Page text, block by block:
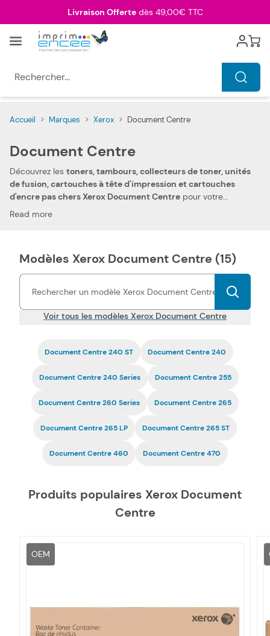
Livraison Offertedès 49,00€ TTC
Menu Cart
Accueil > Marques > Xerox > Document Centre
Document Centre
Découvrez les toners, tambours, collecteurs de toner, unités
de fusion, cartouches à tête d'impression et cartouches
d'encre pas chers Xerox Document Centre pour votre
photocopieur digital ou imprimante jet d'encre multifonction
dépenses de votre foyer. Notre toner, tambour, collecteur de
toner, unité de fusion, cartouche à tête d'impression et
Centre vous permettent d'imprimer tous types de documents, à
des prix très économiques.La compatibilité de nos toners et
cartouches d'encre Document Centre pas chers est garantie
Read more
Modèles Xerox Document Centre (15)
Voir tous les modèles Xerox Document Centre
Document Centre 240 ST Document Centre 240
Document Centre 240 Series Document Centre 255
Document Centre 260 Series Document Centre 265
Document Centre 265 LP Document Centre 265 ST
Document Centre 460 Document Centre 470
Produits populaires Xerox Document
Centre
OEM